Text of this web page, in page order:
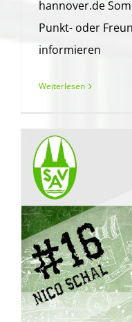
hannover.de
Punkt- oder
informieren
Weiterlesen